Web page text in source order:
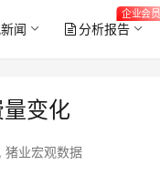
闻 分析报告
企业会员
变化
, 猪业宏观数据